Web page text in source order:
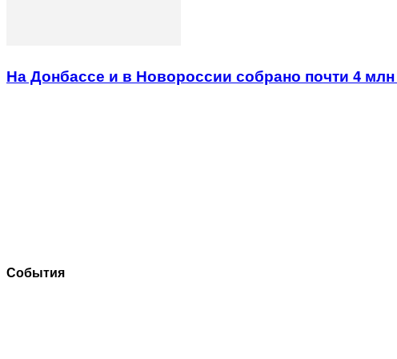
На Донбассе и в Новороссии собрано почти 4
События